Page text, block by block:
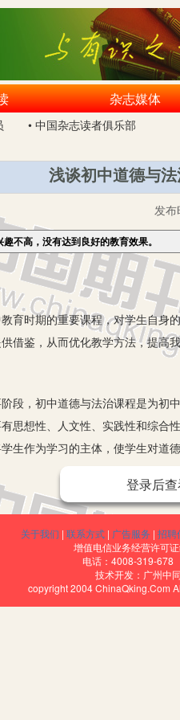
杂志媒体
• 中国杂志读者俱乐部
浅谈初中道德与
发布
不高，没有达到良好的教育效果。
期的重要课程，对学生自身
借鉴，从而优化教学方法，提高
，初中道德与法治课程是为初
思想性、人文性、实践性和综
生作为学习的主体，使学生对道
学生学习兴趣、提升初中道德
中学道德与法治课学生不爱学
间、精力和脑力，还有感情也
老师的伤害。
登录后
关于我们 | 联系方式 | 广告服务 | 招聘
增值电信业务经营许可
电话：4008-319-
技术开发：广州中
copyright 2004 ChinaQking.Com